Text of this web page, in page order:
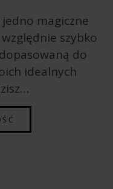
magiczne
szybko
do
idealnych